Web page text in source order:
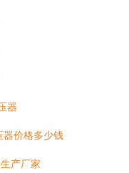
器
价格多少钱
产厂家